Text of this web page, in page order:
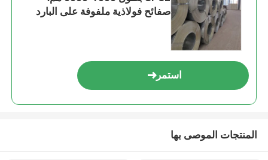
صفائح فولاذية ملفوفة على البارد
استمر
المنتجات الموصى بها